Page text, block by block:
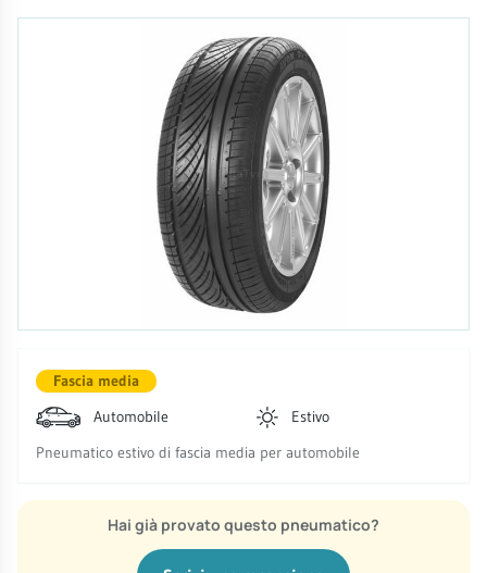
Fascia media
Automobile
Estivo
Pneumatico estivo di fascia media per automobile
Hai già provato questo pneumatico?